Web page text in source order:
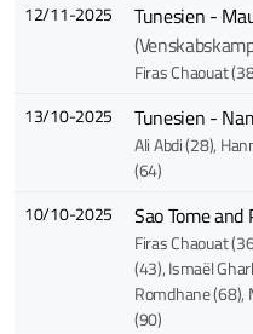
12/11-2025
Tunesien -
Firas Chaouat
13/10-2025 Tunesien -
Ali Abdi (28),
(64)
10/10-2025 Sao Tome
Firas Chaouat
(43), Ismaël
Romdhane (68),
(90)